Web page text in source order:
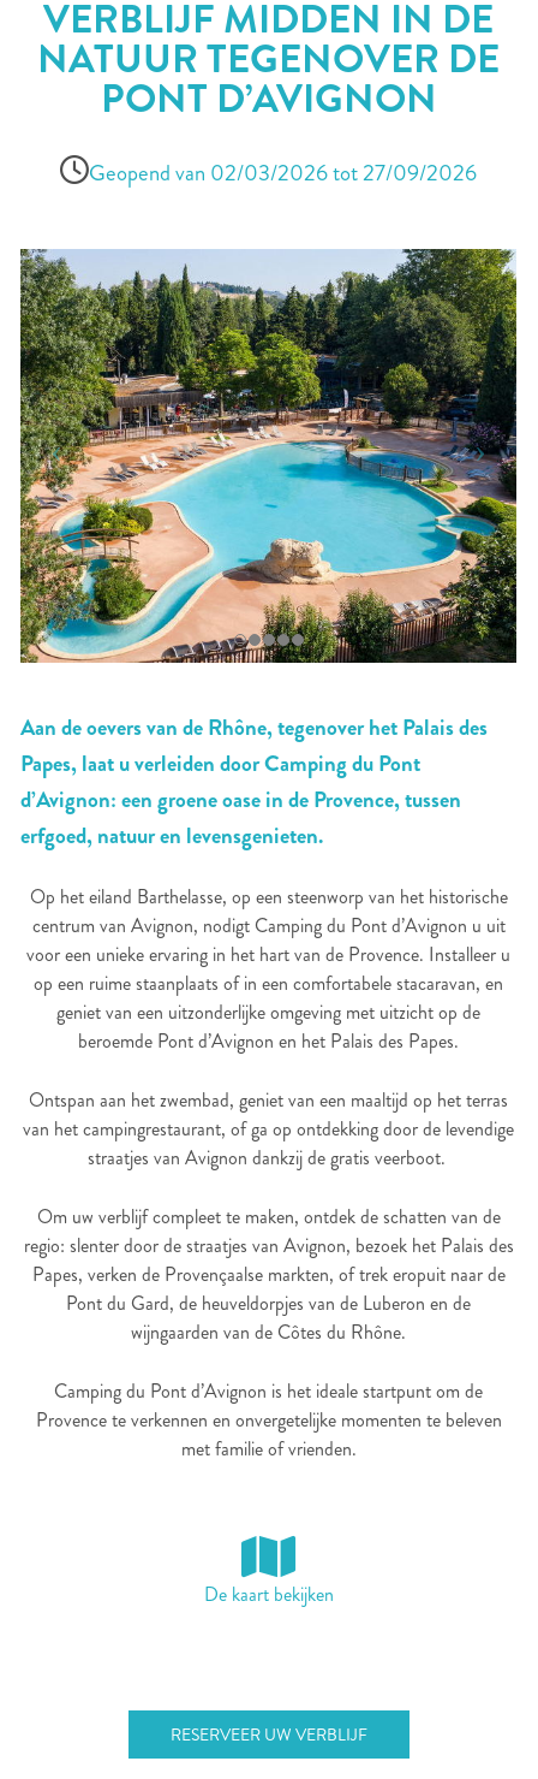
VERBLIJF MIDDEN IN DE
NATUUR TEGENOVER DE
PONT D’AVIGNON
Geopend van 02/03/2026 tot 27/09/2026
Aan de oevers van de Rhône, tegenover het Palais des
Papes, laat u verleiden door Camping du Pont
d’Avignon: een groene oase in de Provence, tussen
erfgoed, natuur en levensgenieten.
Op het eiland Barthelasse, op een steenworp van het historische
centrum van Avignon, nodigt Camping du Pont d’Avignon u uit
voor een unieke ervaring in het hart van de Provence. Installeer u
op een ruime staanplaats of in een comfortabele stacaravan, en
geniet van een uitzonderlijke omgeving met uitzicht op de
beroemde Pont d’Avignon en het Palais des Papes.
Ontspan aan het zwembad, geniet van een maaltijd op het terras
van het campingrestaurant, of ga op ontdekking door de levendige
straatjes van Avignon dankzij de gratis veerboot.
Om uw verblijf compleet te maken, ontdek de schatten van de
regio: slenter door de straatjes van Avignon, bezoek het Palais des
Papes, verken de Provençaalse markten, of trek eropuit naar de
Pont du Gard, de heuveldorpjes van de Luberon en de
wijngaarden van de Côtes du Rhône.
Camping du Pont d’Avignon is het ideale startpunt om de
Provence te verkennen en onvergetelijke momenten te beleven
met familie of vrienden.
De kaart bekijken
RESERVEER UW VERBLIJF